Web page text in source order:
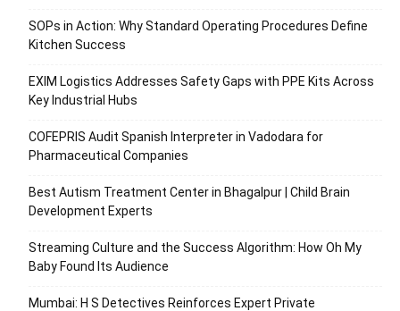
SOPs in Action: Why Standard Operating Procedures Define
Kitchen Success
EXIM Logistics Addresses Safety Gaps with PPE Kits Across
Key Industrial Hubs
COFEPRIS Audit Spanish Interpreter in Vadodara for
Pharmaceutical Companies
Best Autism Treatment Center in Bhagalpur | Child Brain
Development Experts
Streaming Culture and the Success Algorithm: How Oh My
Baby Found Its Audience
Mumbai: H S Detectives Reinforces Expert Private